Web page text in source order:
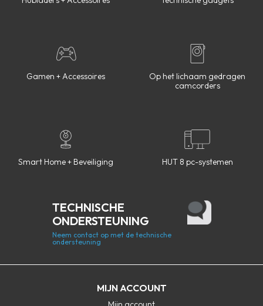
Gamen + Accessoires
Op het lichaam gedragen
camcorders
Smart Home + Beveiliging HUT 8 pc-systemen
MIJN ACCOUNT
TECHNISCHE
ONDERSTEUNING
Neem contact op met de technische
ondersteuning